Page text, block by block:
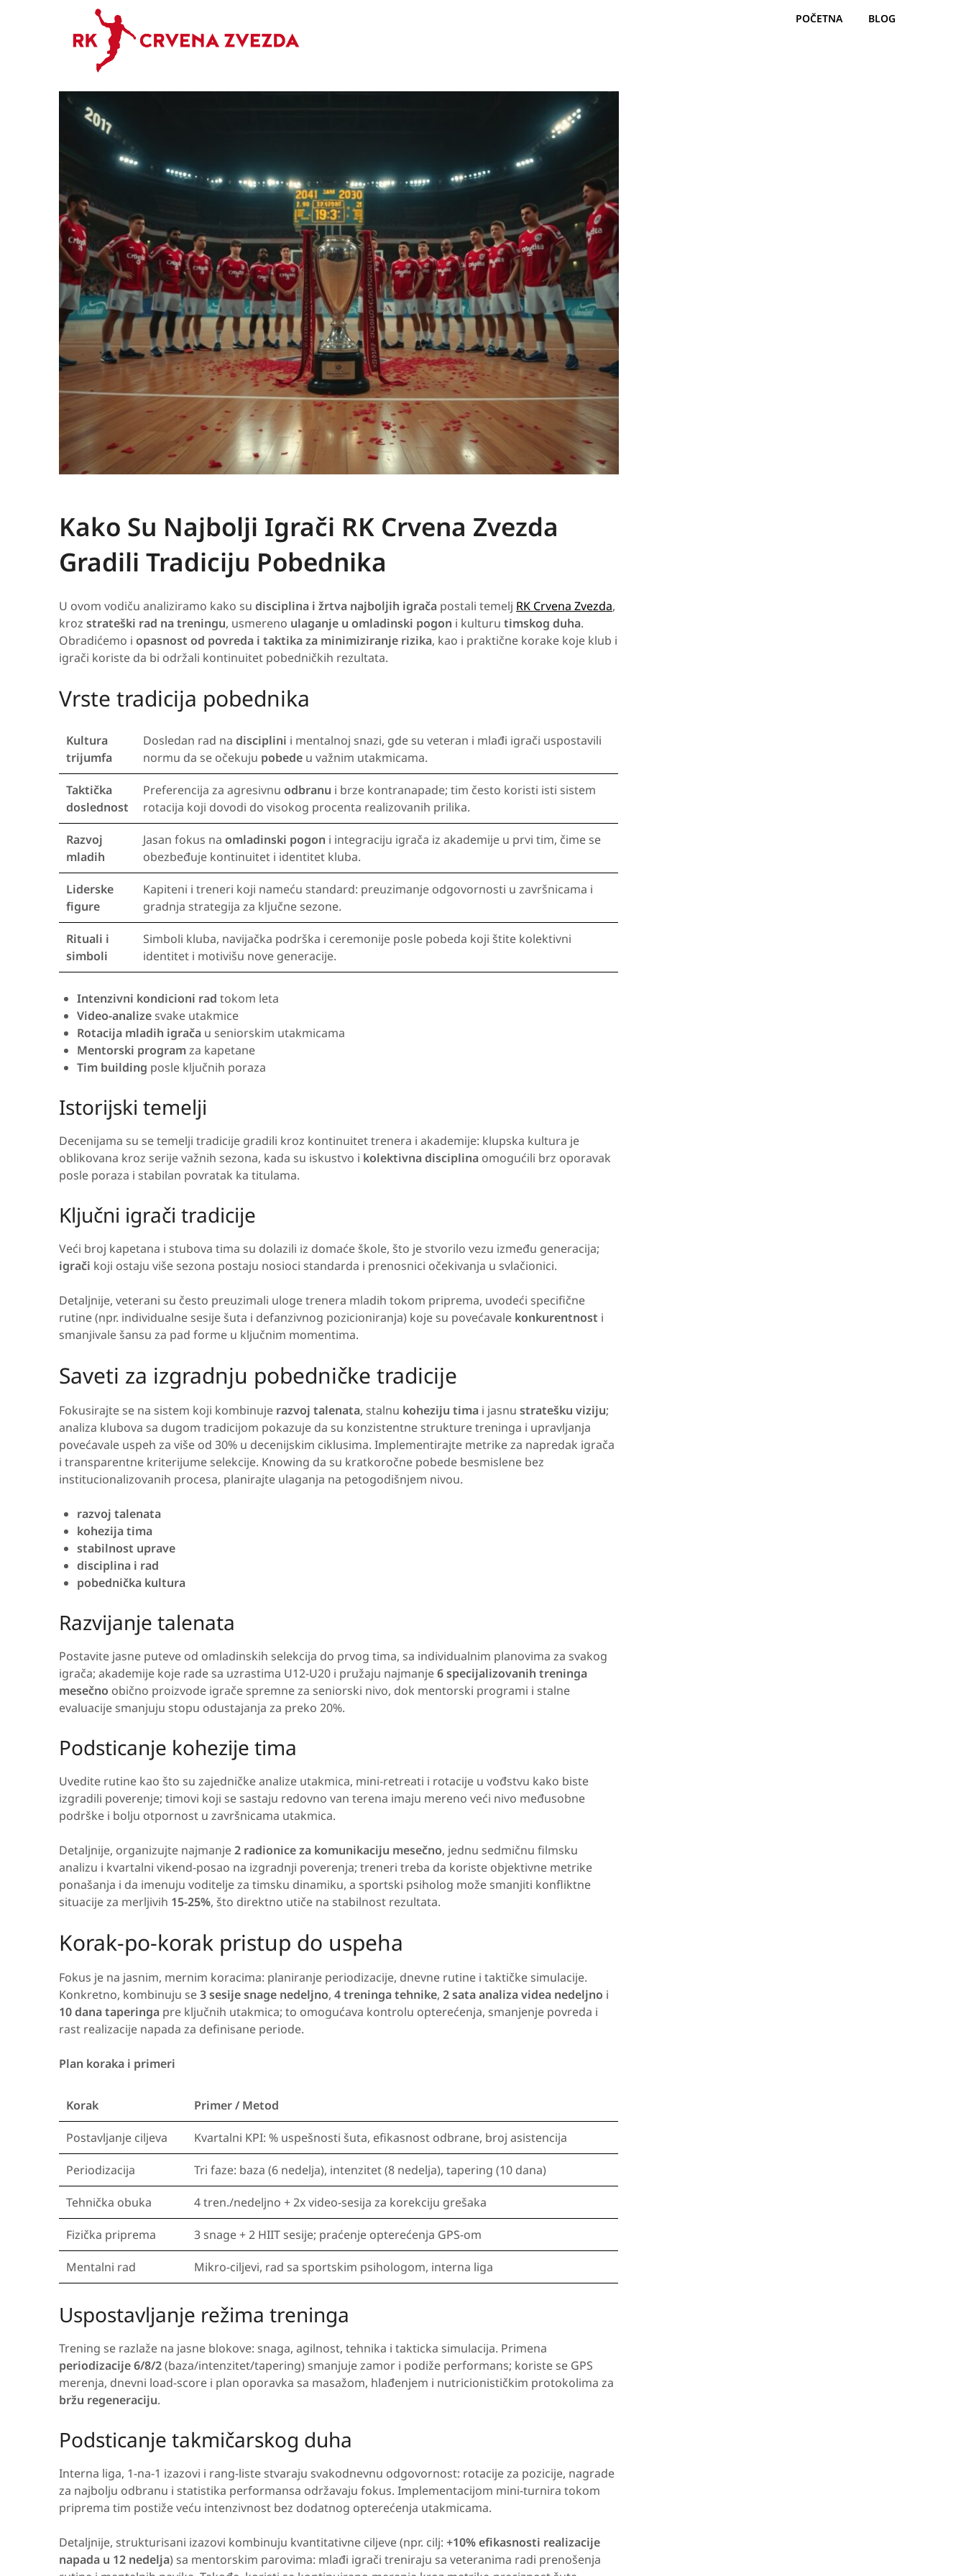
POČETNA BLOG
Kako Su Najbolji Igrači RK Crvena Zvezda
Gradili Tradiciju Pobednika
U ovom vodiču analiziramo kako su disciplina i žrtva najboljih igrača postali temelj RK Crvena Zvezda,
kroz strateški rad na treningu, usmereno ulaganje u omladinski pogon i kulturu timskog duha.
Obradićemo i opasnost od povreda i taktika za minimiziranje rizika, kao i praktične korake koje klub i
igrači koriste da bi održali kontinuitet pobedničkih rezultata.
Vrste tradicija pobednika
Kultura
trijumfa
Dosledan rad na disciplini i mentalnoj snazi, gde su veteran i mlađi igrači uspostavili
normu da se očekuju pobede u važnim utakmicama.
Taktička
doslednost
Preferencija za agresivnu odbranu i brze kontranapade; tim često koristi isti sistem
rotacija koji dovodi do visokog procenta realizovanih prilika.
Razvoj
mladih
Jasan fokus na omladinski pogon i integraciju igrača iz akademije u prvi tim, čime se
obezbeđuje kontinuitet i identitet kluba.
Liderske
figure
Kapiteni i treneri koji nameću standard: preuzimanje odgovornosti u završnicama i
gradnja strategija za ključne sezone.
Rituali i
simboli
Simboli kluba, navijačka podrška i ceremonije posle pobeda koji štite kolektivni
identitet i motivišu nove generacije.
Intenzivni kondicioni rad tokom leta
Video-analizesvake utakmice
Rotacija mladih igrača u seniorskim utakmicama
Mentorski programza kapetane
Tim building posle ključnih poraza
Istorijski temelji
Decenijama su se temelji tradicije gradili kroz kontinuitet trenera i akademije: klupska kultura je
oblikovana kroz serije važnih sezona, kada su iskustvo i kolektivna disciplina omogućili brz oporavak
posle poraza i stabilan povratak ka titulama.
Ključni igrači tradicije
Veći broj kapetana i stubova tima su dolazili iz domaće škole, što je stvorilo vezu između generacija;
igrači koji ostaju više sezona postaju nosioci standarda i prenosnici očekivanja u svlačionici.
Detaljnije, veterani su često preuzimali uloge trenera mladih tokom priprema, uvodeći specifične
rutine (npr. individualne sesije šuta i defanzivnog pozicioniranja) koje su povećavale konkurentnost i
smanjivale šansu za pad forme u ključnim momentima.
Saveti za izgradnju pobedničke tradicije
Fokusirajte se na sistem koji kombinuje razvoj talenata, stalnu koheziju tima i jasnu stratešku viziju;
analiza klubova sa dugom tradicijom pokazuje da su konzistentne strukture treninga i upravljanja
povećavale uspeh za više od 30% u decenijskim ciklusima. Implementirajte metrike za napredak igrača
i transparentne kriterijume selekcije. Knowing da su kratkoročne pobede besmislene bez
institucionalizovanih procesa, planirajte ulaganja na petogodišnjem nivou.
razvoj talenata
kohezija tima
stabilnost uprave
disciplina i rad
pobednička kultura
Razvijanje talenata
Postavite jasne puteve od omladinskih selekcija do prvog tima, sa individualnim planovima za svakog
igrača; akademije koje rade sa uzrastima U12-U20 i pružaju najmanje6 specijalizovanih treninga
mesečno obično proizvode igrače spremne za seniorski nivo, dok mentorski programi i stalne
evaluacije smanjuju stopu odustajanja za preko 20%.
Podsticanje kohezije tima
Uvedite rutine kao što su zajedničke analize utakmica, mini-retreati i rotacije u vođstvu kako biste
izgradili poverenje; timovi koji se sastaju redovno van terena imaju mereno veći nivo međusobne
podrške i bolju otpornost u završnicama utakmica.
Detaljnije, organizujte najmanje2 radionice za komunikaciju mesečno, jednu sedmičnu filmsku
analizu i kvartalni vikend-posao na izgradnji poverenja; treneri treba da koriste objektivne metrike
ponašanja i da imenuju voditelje za timsku dinamiku, a sportski psiholog može smanjiti konfliktne
situacije za merljivih 15-25%, što direktno utiče na stabilnost rezultata.
Korak-po-korak pristup do uspeha
Fokus je na jasnim, mernim koracima: planiranje periodizacije, dnevne rutine i taktičke simulacije.
Konkretno, kombinuju se3 sesije snage nedeljno, 4 treninga tehnike, 2 sata analiza videa nedeljno i
10 dana taperinga pre ključnih utakmica; to omogućava kontrolu opterećenja, smanjenje povreda i
rast realizacije napada za definisane periode.
Plan koraka i primeri
Korak Primer / Metod
Postavljanje ciljeva Kvartalni KPI: % uspešnosti šuta, efikasnost odbrane, broj asistencija
Periodizacija Tri faze: baza (6 nedelja), intenzitet (8 nedelja), tapering (10 dana)
Tehnička obuka 4 tren./nedeljno + 2x video-sesija za korekciju grešaka
Fizička priprema 3 snage + 2 HIIT sesije; praćenje opterećenja GPS-om
Mentalni rad Mikro-ciljevi, rad sa sportskim psihologom, interna liga
Uspostavljanje režima treninga
Trening se razlaže na jasne blokove: snaga, agilnost, tehnika i takticka simulacija. Primena
periodizacije 6/8/2(baza/intenzitet/tapering) smanjuje zamor i podiže performans; koriste se GPS
merenja, dnevni load-score i plan oporavka sa masažom, hlađenjem i nutricionističkim protokolima za
bržu regeneraciju.
Podsticanje takmičarskog duha
Interna liga, 1-na-1 izazovi i rang-liste stvaraju svakodnevnu odgovornost: rotacije za pozicije, nagrade
za najbolju odbranu i statistika performansa održavaju fokus. Implementacijom mini-turnira tokom
priprema tim postiže veću intenzivnost bez dodatnog opterećenja utakmicama.
Detaljnije, strukturisani izazovi kombinuju kvantitativne ciljeve (npr. cilj: +10% efikasnosti realizacije
napada u 12 nedelja) sa mentorskim parovima: mlađi igrači treniraju sa veteranima radi prenošenja